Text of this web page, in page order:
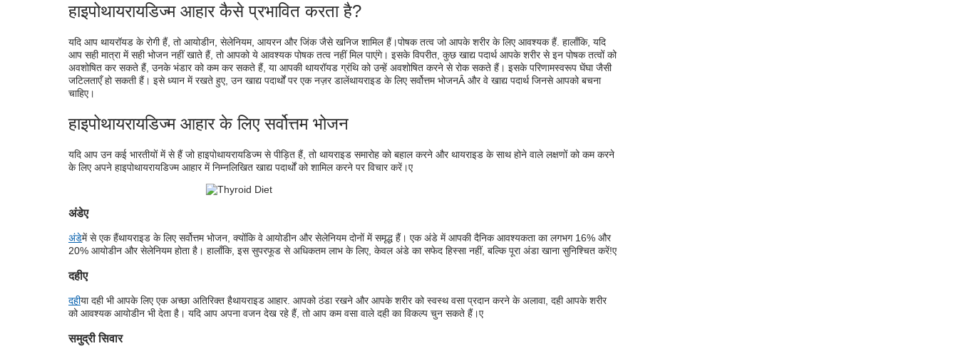
हाइपोथायरायडिज्म आहार कैसे प्रभावित करता है?
यदि आप थायरॉयड के रोगी हैं, तो आयोडीन, सेलेनियम, आयरन और जिंक जैसे खनिज शामिल हैं।पोषक तत्व जो आपके शरीर के लिए आवश्यक हैं. हालाँकि, यदि
आप सही मात्रा में सही भोजन नहीं खाते हैं, तो आपको ये आवश्यक पोषक तत्व नहीं मिल पाएंगे। इसके विपरीत, कुछ खाद्य पदार्थ आपके शरीर से इन पोषक तत्वों को
अवशोषित कर सकते हैं, उनके भंडार को कम कर सकते हैं, या आपकी थायरॉयड ग्रंथि को उन्हें अवशोषित करने से रोक सकते हैं। इसके परिणामस्वरूप घेंघा जैसी
जटिलताएँ हो सकती हैं। इसे ध्यान में रखते हुए, उन खाद्य पदार्थों पर एक नज़र डालेंथायराइड के लिए सर्वोत्तम भोजनÂ और वे खाद्य पदार्थ जिनसे आपको बचना
चाहिए।
हाइपोथायरायडिज्म आहार के लिए सर्वोत्तम भोजन
यदि आप उन कई भारतीयों में से हैं जो हाइपोथायरायडिज्म से पीड़ित हैं, तो थायराइड समारोह को बहाल करने और थायराइड के साथ होने वाले लक्षणों को कम करने
के लिए अपने हाइपोथायरायडिज्म आहार में निम्नलिखित खाद्य पदार्थों को शामिल करने पर विचार करें।ए
अंडेए
अंडेमें से एक हैंथायराइड के लिए सर्वोत्तम भोजन, क्योंकि वे आयोडीन और सेलेनियम दोनों में समृद्ध हैं। एक अंडे में आपकी दैनिक आवश्यकता का लगभग 16% और
20% आयोडीन और सेलेनियम होता है। हालाँकि, इस सुपरफूड से अधिकतम लाभ के लिए, केवल अंडे का सफेद हिस्सा नहीं, बल्कि पूरा अंडा खाना सुनिश्चित करें!ए
दहीए
दहीया दही भी आपके लिए एक अच्छा अतिरिक्त हैथायराइड आहार. आपको ठंडा रखने और आपके शरीर को स्वस्थ वसा प्रदान करने के अलावा, दही आपके शरीर
को आवश्यक आयोडीन भी देता है। यदि आप अपना वजन देख रहे हैं, तो आप कम वसा वाले दही का विकल्प चुन सकते हैं।ए
समुद्री सिवार